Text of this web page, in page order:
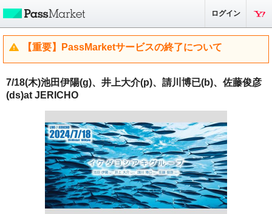
ログイン
【重要】PassMarketサービスの終了について
7/18(木)池田伊陽(g)、井上大介(p)、請川博已(b)、佐藤俊彦
(ds)at JERICHO